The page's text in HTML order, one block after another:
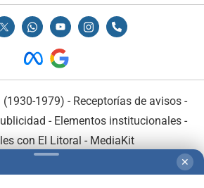
(1930-1979) - Receptorías de avisos -
- Elementos institucionales-
con El Litoral - MediaKit
✕